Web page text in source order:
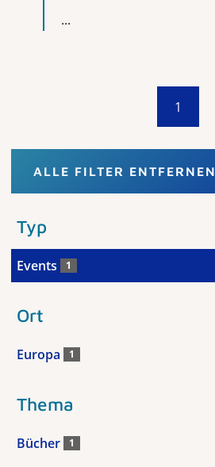
...
1
ALLE FILTER ENTFERNEN
Typ
Events 1
Ort
Europa 1
Thema
Bücher 1